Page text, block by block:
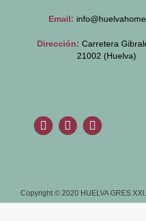
Email:
Dirección: Carretera
21002 (Huelva)
Copyright © 2020 HUELVA GRES